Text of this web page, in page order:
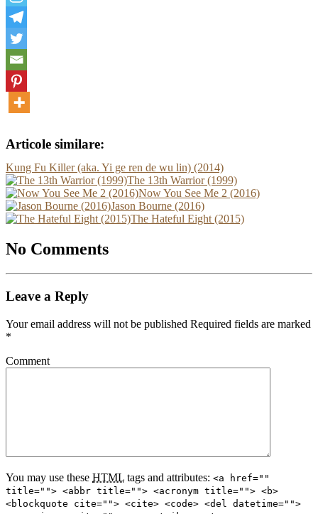
Articole similare:
Kung Fu Killer (aka. Yi ge ren de wu lin) (2014)
The 13th Warrior (1999)
Now You See Me 2 (2016)
Jason Bourne (2016)
The Hateful Eight (2015)
No Comments
Leave a Reply
Your email address will not be published Required fields are marked
*
Comment
You may use these HTML tags and attributes: <a href=""
title=""> <abbr title=""> <acronym title=""> <b>
<blockquote cite=""> <cite> <code> <del datetime="">